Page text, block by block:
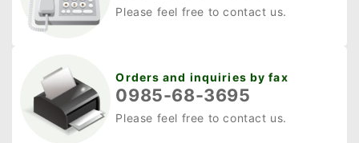
Please feel free to contact us.
Orders and inquiries by fax
0985-68-3695
Please feel free to contact us.